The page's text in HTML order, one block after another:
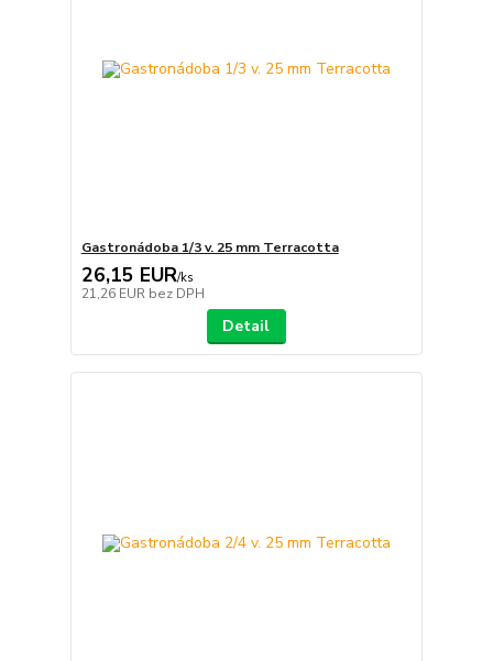
Gastronádoba 1/3 v. 25 mm Terracotta
26,15 EUR/ks
21,26 EUR bez DPH
Detail